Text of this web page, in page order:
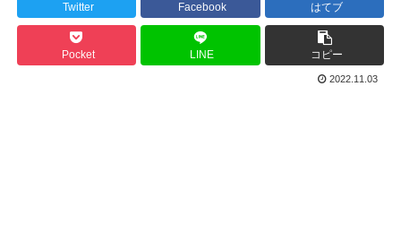
Twitter Facebook はてブ
Pocket LINE コピー
2022.11.03